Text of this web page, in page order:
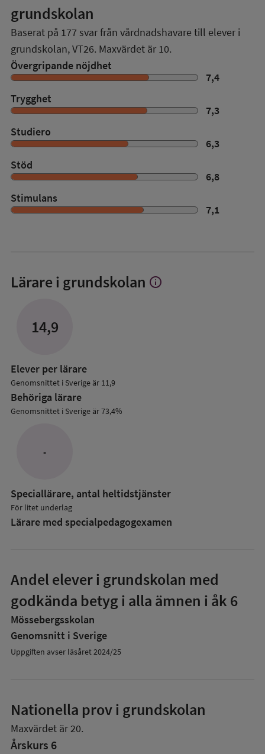
grundskolan
Baserat på 177 svar från vårdnadshavare till elever i
grundskolan,VT26. Maxvärdet är 10.
Övergripande nöjdhet
7,4
Trygghet
7,3
Studiero
6,3
Stöd
6,8
Stimulans
7,1
Lärare i grundskolan Visa
info
14,9
Elever per lärare
Genomsnittet i Sverige är 11,9
Behöriga lärare
Genomsnittet i Sverige är 73,4%
-
Speciallärare, antal heltidstjänster
För litet underlag
Lärare med specialpedagog­examen
Andel elever i grundskolan med
godkända betyg i alla ämnen i åk 6
Mössebergsskolan
Genomsnitt i Sverige
Uppgiften avser läsåret 2024/25
Nationella prov i grundskolan
Maxvärdet är 20.
Årskurs 6